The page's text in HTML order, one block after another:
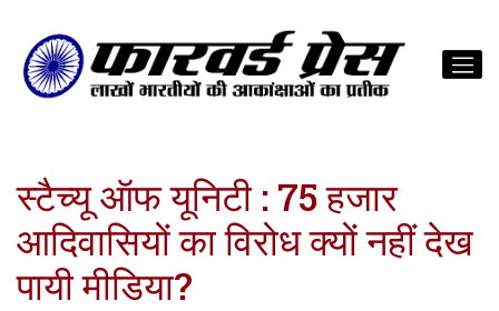
स्टैच्यू ऑफ यूनिटी : 75 हजार
आदिवासियों का विरोध क्यों नहीं देख
पायी मीडिया?